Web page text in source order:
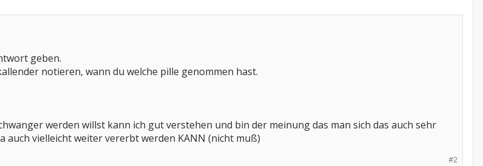
geben.
notieren, wann du welche pille genommen hast.
werden willst kann ich gut verstehen und bin der meinung das man sich das auch sehr
auch vielleicht weiter vererbt werden KANN (nicht muß)
#2